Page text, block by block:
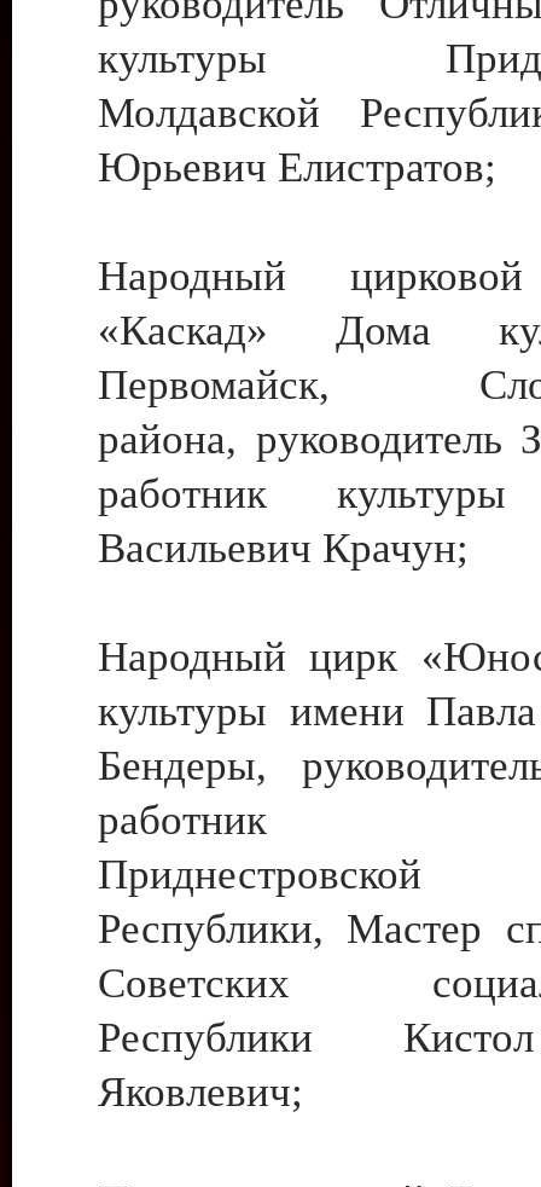
культуры
Молдавской
Юрьевич Елистратов;
Народный цирковой
«Каскад» Дома
Первомайск,
района, руководитель
работник культуры
Васильевич Крачун;
Народный цирк
культуры имени
Бендеры,
работник
Приднестровской
Республики, Мастер
Советских
Республики
Яковлевич;